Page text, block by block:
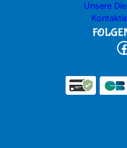
Unsere
Facebook